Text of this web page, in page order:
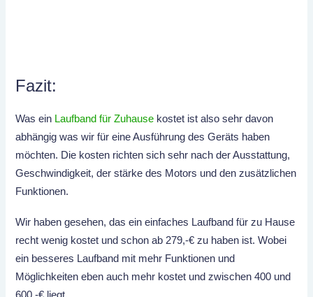
Fazit:
Was ein Laufband für Zuhause kostet ist also sehr davon
abhängig was wir für eine Ausführung des Geräts haben
möchten. Die kosten richten sich sehr nach der Ausstattung,
Geschwindigkeit, der stärke des Motors und den zusätzlichen
Funktionen.
Wir haben gesehen, das ein einfaches Laufband für zu Hause
recht wenig kostet und schon ab 279,-€ zu haben ist. Wobei
ein besseres Laufband mit mehr Funktionen und
Möglichkeiten eben auch mehr kostet und zwischen 400 und